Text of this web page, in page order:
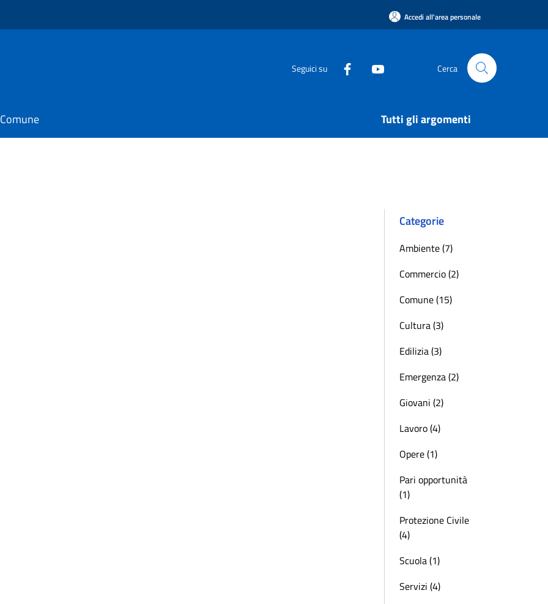
Accedi all'area personale
Seguici su Cerca
Tutti gli argomenti
Categorie
Ambiente (7)
Commercio (2)
Comune (15)
Cultura (3)
Edilizia (3)
Emergenza (2)
Giovani (2)
Lavoro (4)
Opere (1)
Pari opportunità
(1)
Protezione Civile
(4)
Scuola (1)
Servizi (4)